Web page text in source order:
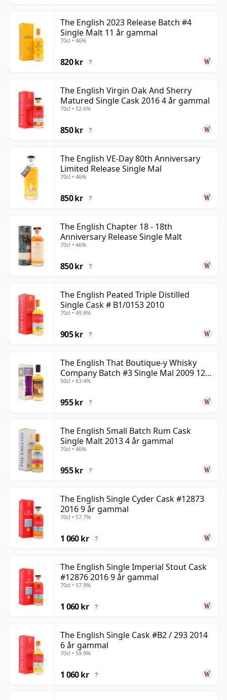
The English 2023 Release Batch #4
Single Malt 11 år gammal
70cl • 46%
820 kr ?
The English Virgin Oak And Sherry
Matured Single Cask 2016 4 år gammal
70cl • 52.6%
850 kr ?
The English VE-Day 80th Anniversary
Limited Release Single Mal
70cl • 46%
850 kr ?
The English Chapter 18 - 18th
Anniversary Release Single Malt
70cl • 46%
850 kr ?
The English Peated Triple Distilled
Single Cask # B1/0153 2010
70cl • 49.8%
905 kr ?
The English That Boutique-y Whisky
Company Batch #3 Single Mal 2009 12
år gammal
50cl • 63.4%
955 kr ?
The English Small Batch Rum Cask
Single Malt 2013 4 år gammal
70cl • 46%
955 kr ?
The English Single Cyder Cask #12873
2016 9 år gammal
70cl • 57.7%
1 060 kr ?
The English Single Imperial Stout Cask
#12876 2016 9 år gammal
70cl • 57.9%
1 060 kr ?
The English Single Cask #B2 / 293 2014
6 år gammal
70cl • 59.9%
1 060 kr ?